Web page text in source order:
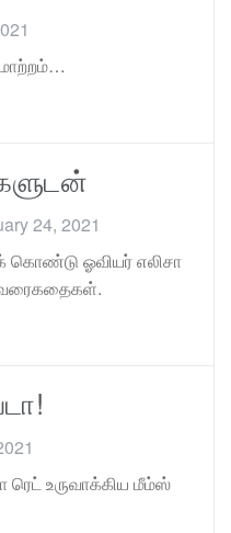
24, 2021
கொண்டு ஓவியர் எலிசா
ரெட் உருவாக்கிய மீம்ஸ்